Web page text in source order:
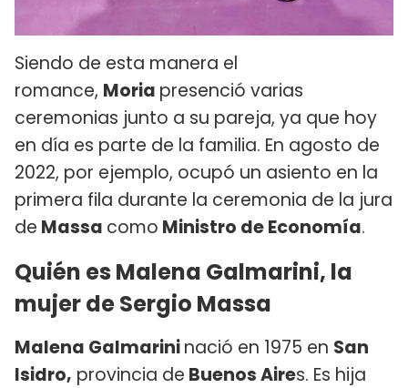
Siendo de esta manera el
romance, Moria presenció varias
ceremonias junto a su pareja, ya que hoy
en día es parte de la familia. En agosto de
2022, por ejemplo, ocupó un asiento en la
primera fila durante la ceremonia de la jura
de Massa como Ministro de Economía.
Quién es Malena Galmarini, la
mujer de Sergio Massa
Malena Galmarininació en 1975 en San
Isidro, provincia de Buenos Aires. Es hija